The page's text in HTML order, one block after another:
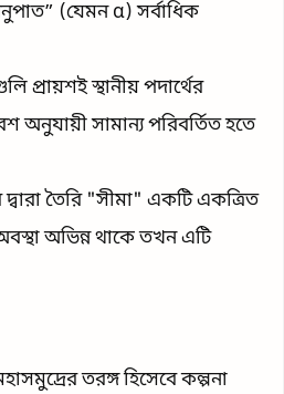
(যেমন α) সর্বাধিক
প্রায়শই স্থানীয় পদার্থের
অনুযায়ী সামান্য পরিবর্তিত হতে
তৈরি "সীমা" একটি একত্রিত
অভিন্ন থাকে তখন এটি
তরঙ্গ হিসেবে কল্পনা